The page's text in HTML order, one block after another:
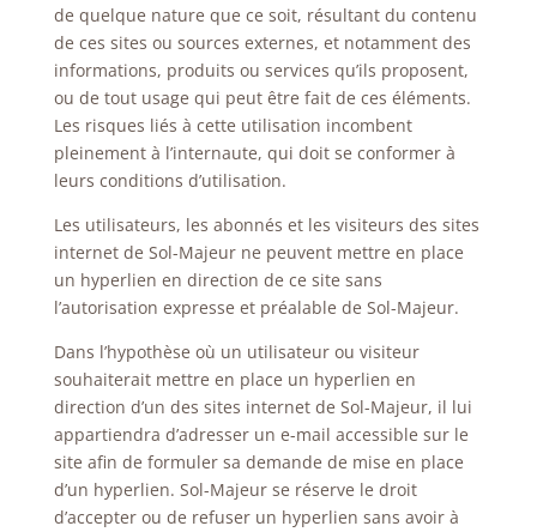
de quelque nature que ce soit, résultant du contenu
de ces sites ou sources externes, et notamment des
informations, produits ou services qu’ils proposent,
ou de tout usage qui peut être fait de ces éléments.
Les risques liés à cette utilisation incombent
pleinement à l’internaute, qui doit se conformer à
leurs conditions d’utilisation.
Les utilisateurs, les abonnés et les visiteurs des sites
internet de Sol-Majeur ne peuvent mettre en place
un hyperlien en direction de ce site sans
l’autorisation expresse et préalable de Sol-Majeur.
Dans l’hypothèse où un utilisateur ou visiteur
souhaiterait mettre en place un hyperlien en
direction d’un des sites internet de Sol-Majeur, il lui
appartiendra d’adresser un e-mail accessible sur le
site afin de formuler sa demande de mise en place
d’un hyperlien. Sol-Majeur se réserve le droit
d’accepter ou de refuser un hyperlien sans avoir à